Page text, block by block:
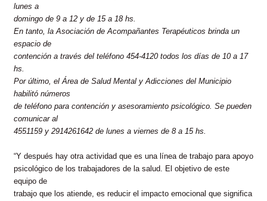
lunes a
domingo de 9 a 12 y de 15 a 18 hs.
En tanto, la Asociación de Acompañantes Terapéuticos brinda un
espacio de
contención a través del teléfono 454-4120 todos los días de 10 a 17
hs.
Por último, el Área de Salud Mental y Adicciones del Municipio
habilitó números
de teléfono para contención y asesoramiento psicológico. Se pueden
comunicar al
4551159 y 2914261642 de lunes a viernes de 8 a 15 hs.
“Y después hay otra actividad que es una línea de trabajo para apoyo
psicológico de los trabajadores de la salud. El objetivo de este
equipo de
trabajo que los atiende, es reducir el impacto emocional que significa